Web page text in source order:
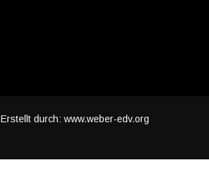
Erstellt durch: www.weber-edv.org